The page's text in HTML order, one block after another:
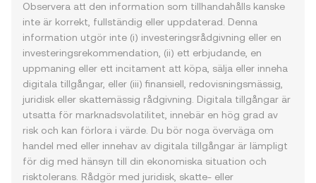
Observera att den information som tillhandahålls kanske
inte är korrekt, fullständig eller uppdaterad. Denna
information utgör inte (i) investeringsrådgivning eller en
investeringsrekommendation, (ii) ett erbjudande, en
uppmaning eller ett incitament att köpa, sälja eller inneha
digitala tillgångar, eller (iii) finansiell, redovisningsmässig,
juridisk eller skattemässig rådgivning. Digitala tillgångar är
utsatta för marknadsvolatilitet, innebär en hög grad av
risk och kan förlora i värde. Du bör noga överväga om
handel med eller innehav av digitala tillgångar är lämpligt
för dig med hänsyn till din ekonomiska situation och
risktolerans. Rådgör med juridisk, skatte- eller